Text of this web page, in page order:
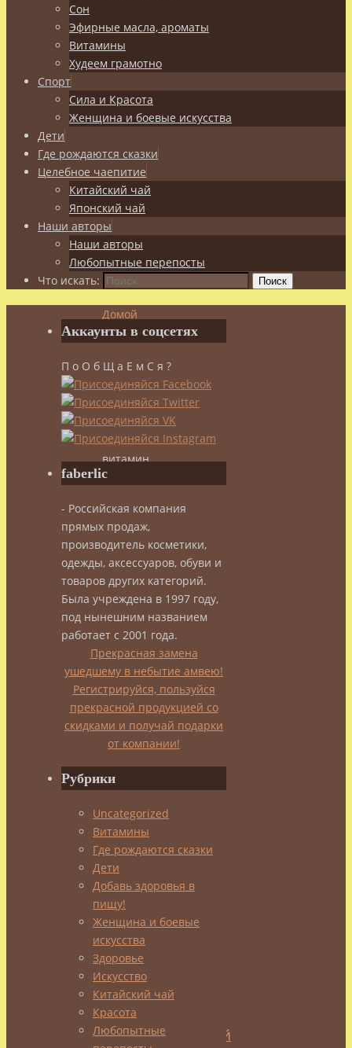
Сон
Эфирные масла, ароматы
Витамины
Худеем грамотно
Спорт
Сила и Красота
Женщина и боевые искусства
Дети
Где рождаются сказки
Целебное чаепитие
Китайский чай
Японский чай
Наши авторы
Наши авторы
Любопытные перепосты
Что искать:
Поиск
Домой
Здоровье
Витамин
Е
–
самый
женский
витамин
Витамин
Е
–
самый
женский
витамин
admin
22.01.2014
15.01.2022
Витамин
E
(токоферол)
–
основной
помощник
в
антиоксидантной
Аккаунты в соцсетях
П о О б Щ а Е м С я ?
faberlic
- Российская компания
прямых продаж,
производитель косметики,
одежды, аксессуаров, обуви и
товаров других категорий.
Была учреждена в 1997 году,
под нынешним названием
работает с 2001 года.
Прекрасная замена
ушедшему в небытие амвею!
Регистрируйся, пользуйся
прекрасной продукцией со
скидками и получай подарки
от компании!
Рубрики
Uncategorized
Витамины
Где рождаются сказки
Дети
Добавь здоровья в
пищу!
Женщина и боевые
искусства
Здоровье
Искусство
Китайский чай
Красота
Любопытные